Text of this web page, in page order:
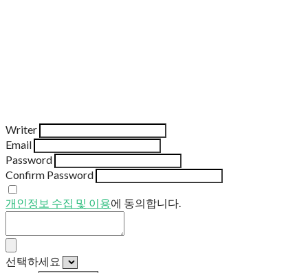
Writer
Email
Password
Confirm Password
개인정보 수집 및 이용에 동의합니다.
선택하세요